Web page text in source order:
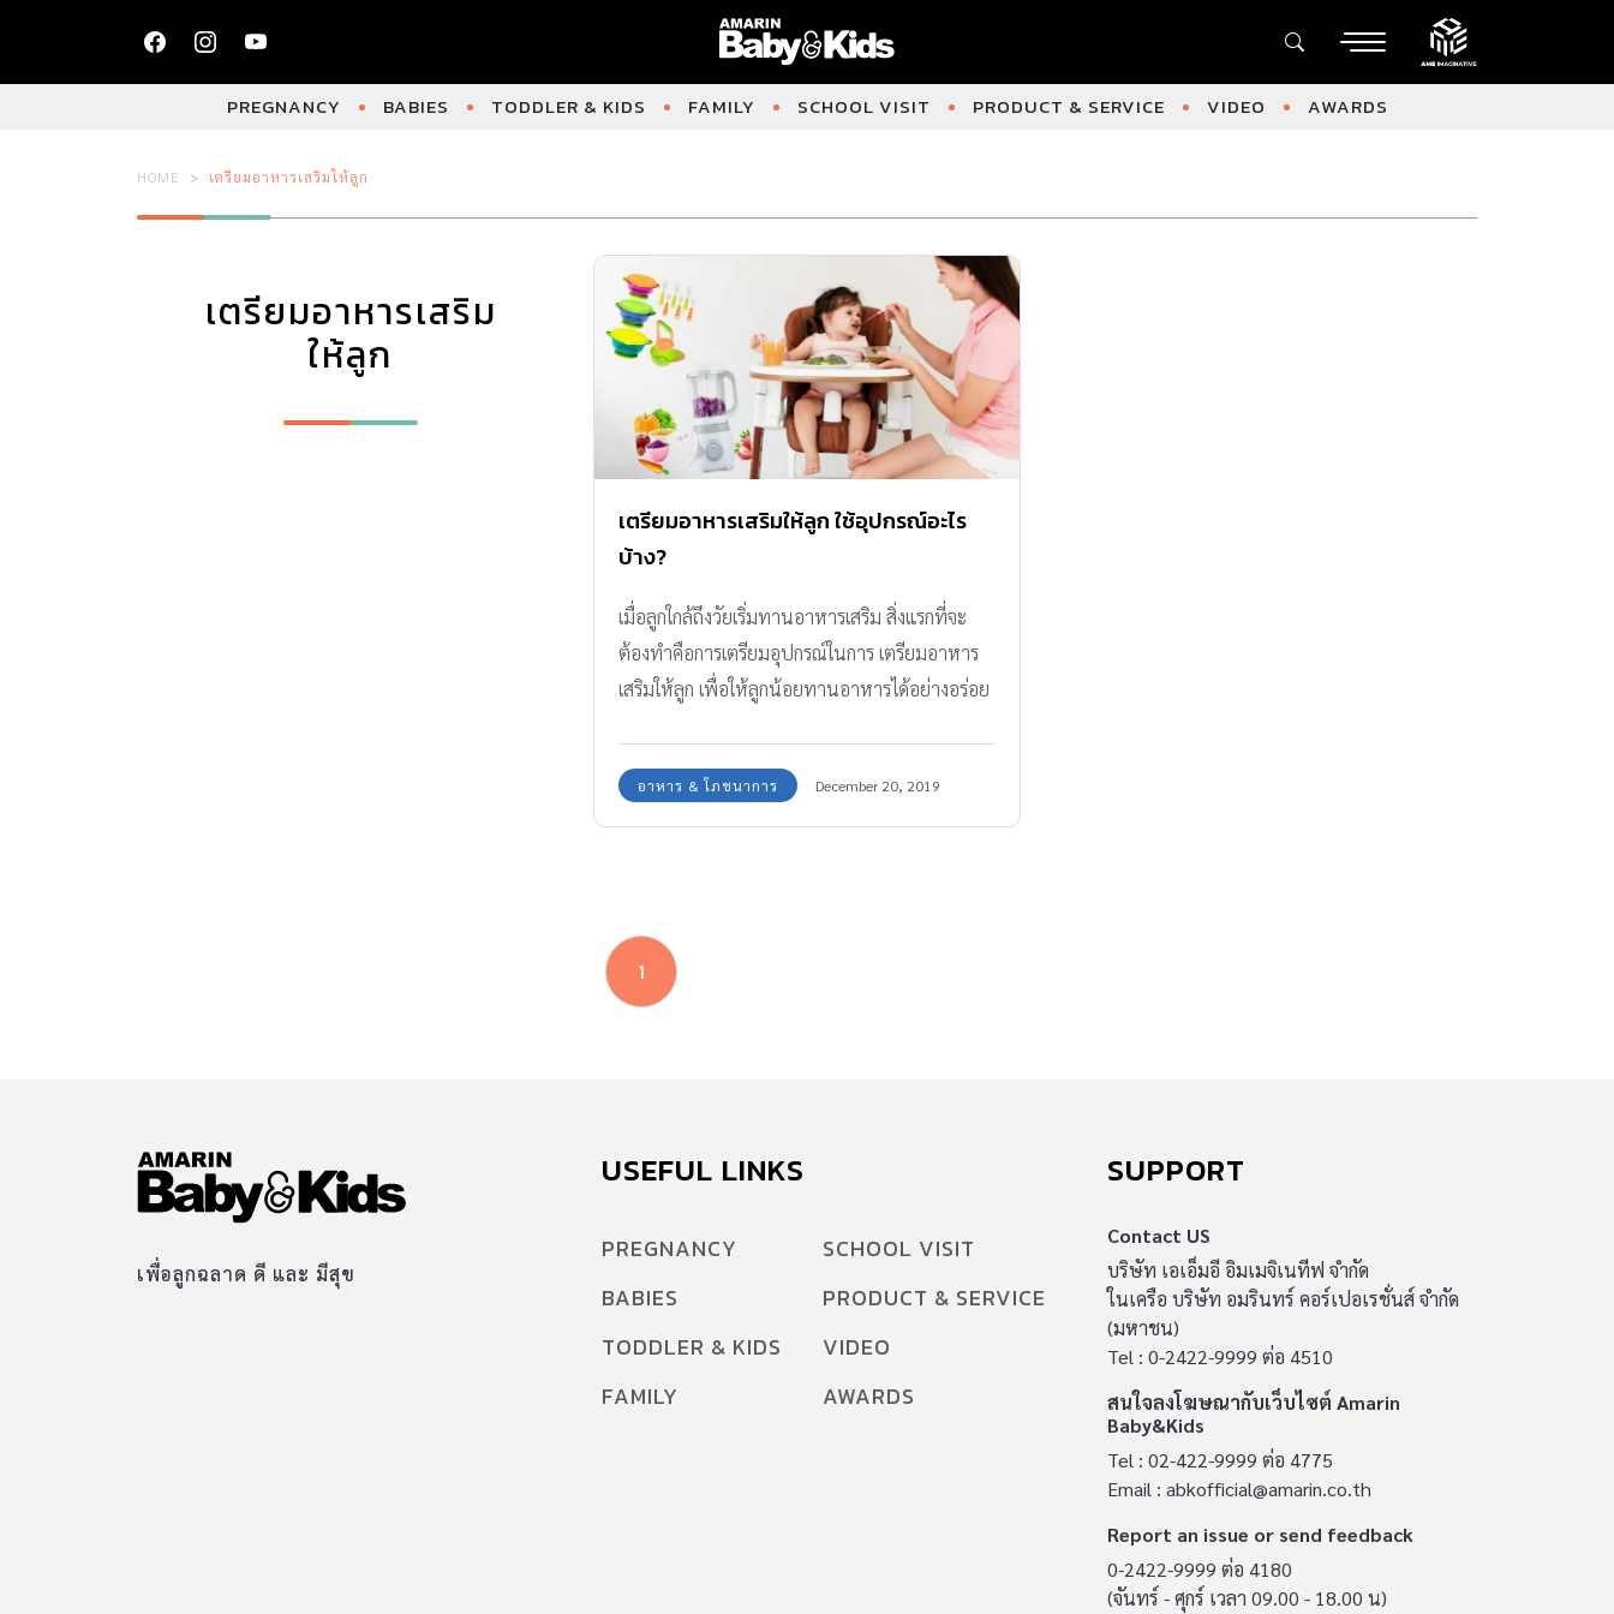
PREGNANCY BABIES TODDLER & KIDS FAMILY SCHOOL VISIT PRODUCT & SERVICE VIDEO AWARDS
HOME เตรียมอาหารเสริมให้ลูก
เตรียมอาหารเสริม
ให้ลูก
เตรียมอาหารเสริมให้ลูก ใช้อุปกรณ์อะไร
บ้าง?
เมื่อลูกใกล้ถึงวัยเริ่มทานอาหารเสริม สิ่งแรกที่จะ
ต้องทำคือการเตรียมอุปกรณ์ในการ เตรียมอาหาร
เสริมให้ลูก เพื่อให้ลูกน้อยทานอาหารได้อย่างอร่อย
อาหาร & โภชนาการ December 20, 2019
1
เพื่อลูกฉลาด ดี และ มีสุข
USEFUL LINKS
PREGNANCY
BABIES
TODDLER & KIDS
FAMILY
SCHOOL VISIT
PRODUCT & SERVICE
VIDEO
AWARDS
SUPPORT
Contact US
บริษัท เอเอ็มอี อิมเมจิเนทีฟ จำกัด
ในเครือ บริษัท อมรินทร์ คอร์เปอเรชั่นส์ จำกัด
(มหาชน)
Tel : 0-2422-9999 ต่อ 4510
สนใจลงโฆษณากับเว็บไซต์ Amarin
Baby&Kids
Tel : 02-422-9999 ต่อ 4775
Email : abkofficial@amarin.co.th
Report an issue or send feedback
0-2422-9999 ต่อ 4180
(จันทร์ - ศุกร์ เวลา 09.00 - 18.00 น)